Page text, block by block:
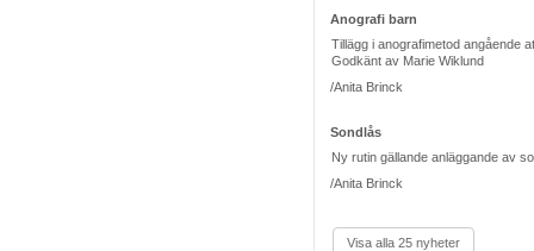
Anografi barn
Tillägg i anografimetod angående
Godkänt av Marie Wiklund
/Anita Brinck
Sondlås
Ny rutin gällande anläggande av
/Anita Brinck
Visa alla 25 nyheter